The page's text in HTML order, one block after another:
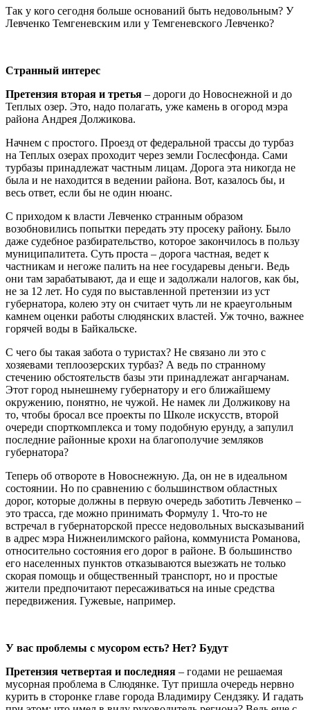
Так у кого сегодня больше оснований быть недовольным? У
Левченко Темгеневским или у Темгеневского Левченко?
Странный интерес
Претензия вторая и третья – дороги до Новоснежной и до
Теплых озер. Это, надо полагать, уже камень в огород мэра
района Андрея Должикова.
Начнем с простого. Проезд от федеральной трассы до турбаз
на Теплых озерах проходит через земли Гослесфонда. Сами
турбазы принадлежат частным лицам. Дорога эта никогда не
была и не находится в ведении района. Вот, казалось бы, и
весь ответ, если бы не один нюанс.
С приходом к власти Левченко странным образом
возобновились попытки передать эту просеку району. Было
даже судебное разбирательство, которое закончилось в пользу
муниципалитета. Суть проста – дорога частная, ведет к
частникам и негоже палить на нее государевы деньги. Ведь
они там зарабатывают, да и еще и задолжали налогов, как бы,
не за 12 лет. Но судя по выставленной претензии из уст
губернатора, колею эту он считает чуть ли не краеугольным
камнем оценки работы слюдянских властей. Уж точно, важнее
горячей воды в Байкальске.
С чего бы такая забота о туристах? Не связано ли это с
хозяевами теплоозерских турбаз? А ведь по странному
стечению обстоятельств базы эти принадлежат ангарчанам.
Этот город нынешнему губернатору и его ближайшему
окружению, понятно, не чужой. Не намек ли Должикову на
то, чтобы бросал все проекты по Школе искусств, второй
очереди спорткомплекса и тому подобную ерунду, а запулил
последние районные крохи на благополучие земляков
губернатора?
Теперь об отвороте в Новоснежную. Да, он не в идеальном
состоянии. Но по сравнению с большинством областных
дорог, которые должны в первую очередь заботить Левченко –
это трасса, где можно принимать Формулу 1. Что-то не
встречал в губернаторской прессе недовольных высказываний
в адрес мэра Нижнеилимского района, коммуниста Романова,
относительно состояния его дорог в районе. В большинство
его населенных пунктов отказываются выезжать не только
скорая помощь и общественный транспорт, но и простые
жители предпочитают пересаживаться на иные средства
передвижения. Гужевые, например.
У вас проблемы с мусором есть? Нет? Будут
Претензия четвертая и последняя – годами не решаемая
мусорная проблема в Слюдянке. Тут пришла очередь нервно
курить в сторонке главе города Владимиру Сендзяку. И гадать